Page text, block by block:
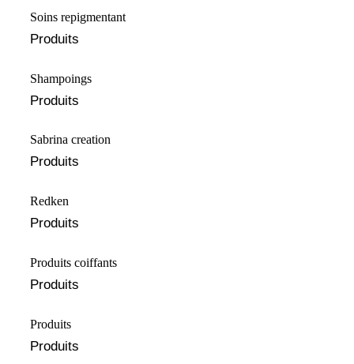
Soins repigmentant
Produits
Shampoings
Produits
Sabrina creation
Produits
⁠⁠Redken
Produits
Produits coiffants
Produits
Produits
Produits